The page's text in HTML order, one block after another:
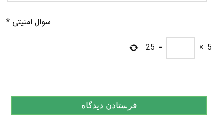
سوال امنیتی *
5
×
=
25